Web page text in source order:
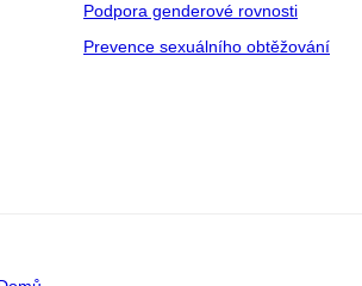
Podpora genderové rovnosti
Prevence sexuálního obtěžování